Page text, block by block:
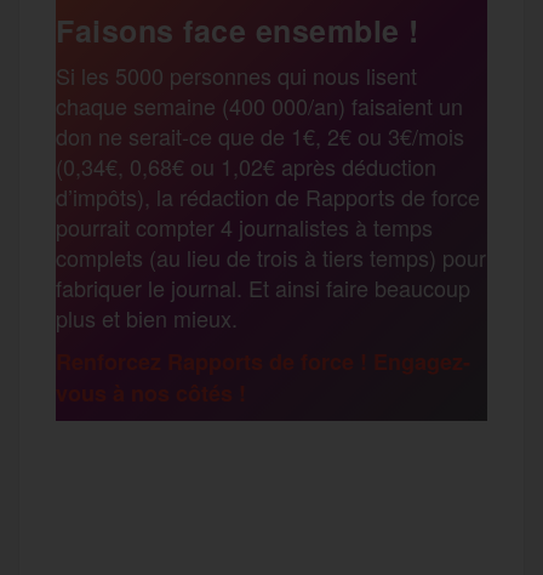
b
o
o
k
t
e
r
l
s
a
g
e
m
r
t
a
g
e
Faisons face ensemble !
Si les 5000 personnes qui nous lisent
chaque semaine (400 000/an) faisaient un
don ne serait-ce que de 1€, 2€ ou 3€/mois
(0,34€, 0,68€ ou 1,02€ après déduction
d’impôts), la rédaction de Rapports de force
pourrait compter 4 journalistes à temps
complets (au lieu de trois à tiers temps) pour
fabriquer le journal. Et ainsi faire beaucoup
plus et bien mieux.
Renforcez Rapports de force ! Engagez-
vous à nos côtés !